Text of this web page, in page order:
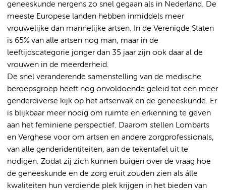
geneeskunde nergens zo snel gegaan als in Nederland. De
meeste Europese landen hebben inmiddels meer
vrouwelijke dan mannelijke artsen. In de Verenigde Staten
is 65% van alle artsen nog man, maar in de
leeftijdscategorie jonger dan 35 jaar zijn ook daar al de
vrouwen in de meerderheid.
De snel veranderende samenstelling van de medische
beroepsgroep heeft nog onvoldoende geleid tot een meer
genderdiverse kijk op het artsenvak en de geneeskunde. Er
is blijkbaar meer nodig om ruimte en erkenning te geven
aan het feminiene perspectief. Daarom stellen Lombarts
en Verghese voor om artsen en andere zorgprofessionals,
van alle genderidentiteiten, aan de tekentafel uit te
nodigen. Zodat zij zich kunnen buigen over de vraag hoe
de geneeskunde en de zorg eruit zouden zien als álle
kwaliteiten hun verdiende plek krijgen in het bieden van